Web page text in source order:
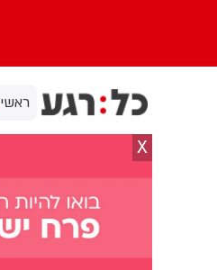
ראשי
X